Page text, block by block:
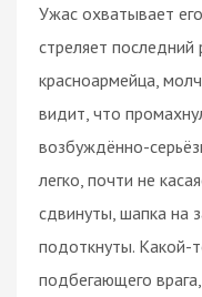
Ужас охватывает
стреляет последний
красноармейца,
видит, что
возбуждённо-
легко, почти не
сдвинуты, шапка на
подоткнуты. Какой-
подбегающего